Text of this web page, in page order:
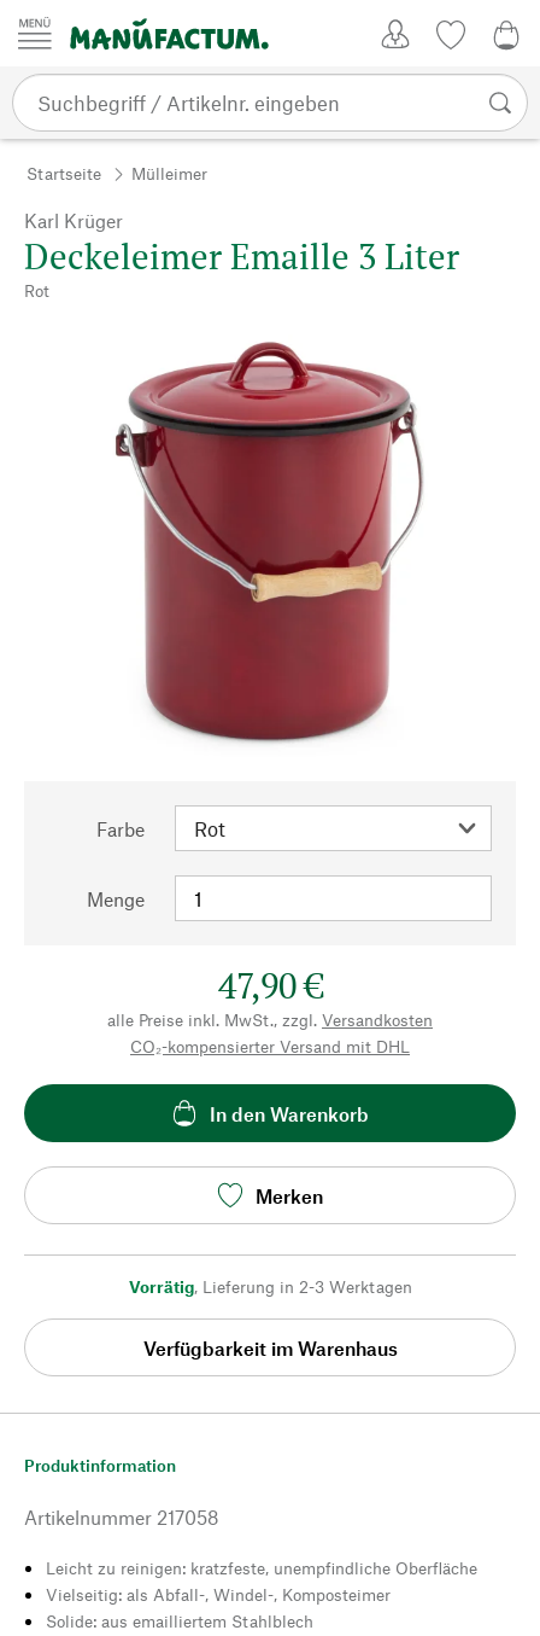
Zum Inhalt springen
Startseite Mülleimer
Karl Krüger
Deckeleimer Emaille 3 Liter
Rot
Farbe
Menge
47,90 €
alle Preise inkl. MwSt., zzgl. Versandkosten
CO₂-kompensierter Versand mit DHL
In den Warenkorb
Merken
Vorrätig, Lieferung in 2-3 Werktagen
Verfügbarkeit im Warenhaus
Produktinformation
Artikelnummer 217058
Leicht zu reinigen: kratzfeste, unempfindliche Oberfläche
Vielseitig: als Abfall-, Windel-, Komposteimer
Solide: aus emailliertem Stahlblech